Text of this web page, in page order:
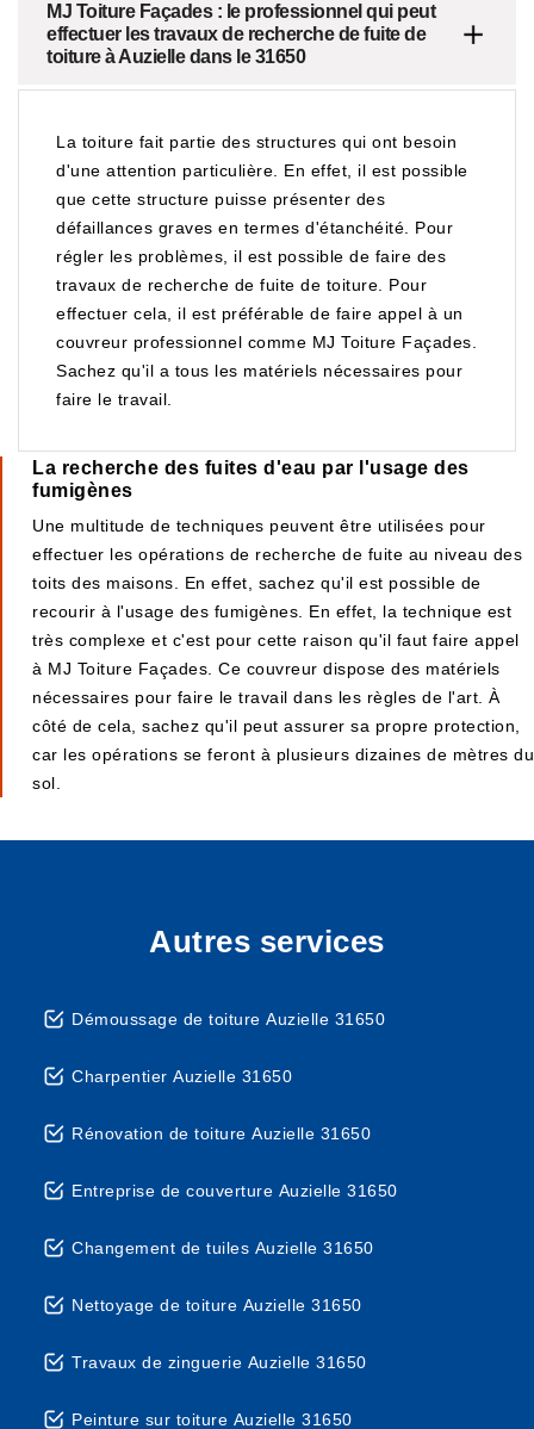
MJ Toiture Façades : le professionnel qui peut
effectuer les travaux de recherche de fuite de
toiture à Auzielle dans le 31650
La toiture fait partie des structures qui ont besoin
d'une attention particulière. En effet, il est possible
que cette structure puisse présenter des
défaillances graves en termes d'étanchéité. Pour
régler les problèmes, il est possible de faire des
travaux de recherche de fuite de toiture. Pour
effectuer cela, il est préférable de faire appel à un
couvreur professionnel comme MJ Toiture Façades.
Sachez qu'il a tous les matériels nécessaires pour
faire le travail.
La recherche des fuites d'eau par l'usage des
fumigènes
Une multitude de techniques peuvent être utilisées pour
effectuer les opérations de recherche de fuite au niveau des
toits des maisons. En effet, sachez qu'il est possible de
recourir à l'usage des fumigènes. En effet, la technique est
très complexe et c'est pour cette raison qu'il faut faire appel
à MJ Toiture Façades. Ce couvreur dispose des matériels
nécessaires pour faire le travail dans les règles de l'art. À
côté de cela, sachez qu'il peut assurer sa propre protection,
car les opérations se feront à plusieurs dizaines de mètres du
sol.
Autres services
Démoussage de toiture Auzielle 31650
Charpentier Auzielle 31650
Rénovation de toiture Auzielle 31650
Entreprise de couverture Auzielle 31650
Changement de tuiles Auzielle 31650
Nettoyage de toiture Auzielle 31650
Travaux de zinguerie Auzielle 31650
Peinture sur toiture Auzielle 31650